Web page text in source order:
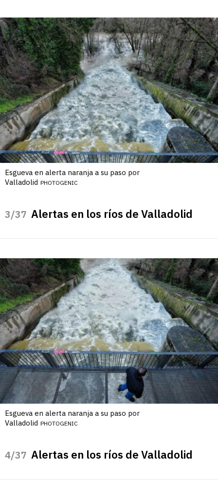
Esgueva en alerta naranja a su paso por
Valladolid PHOTOGENIC
/37 Alertas en los ríos de Valladolid
Esgueva en alerta naranja a su paso por
Valladolid PHOTOGENIC
/37 Alertas en los ríos de Valladolid